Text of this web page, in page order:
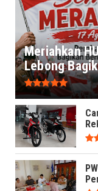
Meriahkan
Lebong